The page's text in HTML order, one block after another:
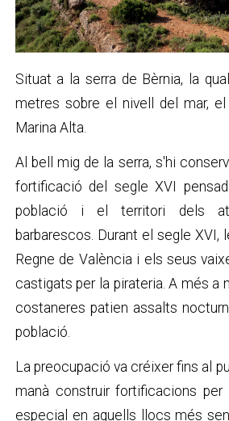
Situat a la serra de Bèrnia, la
metres sobre el nivell del mar,
Marina Alta.
Al bell mig de la serra, s'hi
fortificació del segle XVI
població i el territori dels
barbarescos. Durant el segle XVI,
Regne de València i els seus
castigats per la pirateria. A més a
costaneres patien assalts
població.
La preocupació va créixer fins al
manà construir fortificacions
especial en aquells llocs més